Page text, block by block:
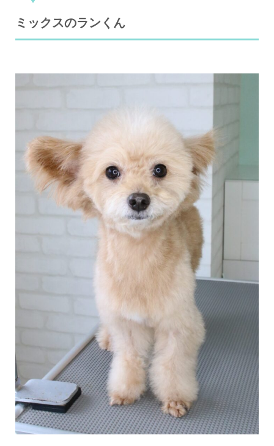
ミックスのランくん